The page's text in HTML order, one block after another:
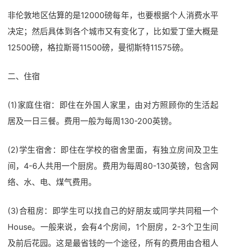
非伦敦地区估算的是12000磅每年，也要根据个人消费水平
决定；然后具体到各个城市又有变化了，比如爱丁堡大概是
12500磅，格拉斯哥11500磅，曼彻斯特11575磅。
二、住宿
(1)家庭住宿：即住在外国人家里，由对方照顾你的生活起
居及一日三餐。费用一般为每周130-200英镑。
(2)学生宿舍：即住在学校的宿舍里面，有独立房间及卫生
间，4-6人共用一个厨房。费用为每周80-130英镑，包含网
络、水、电、煤气费用。
(3)合租房：即学生可以找自己的好朋友或同学共同租一个
House。一般来说，会有4个房间，1个厨房，2-3个卫生间
及前后花园。这是最省钱的一个途径，所有的费用由合租人